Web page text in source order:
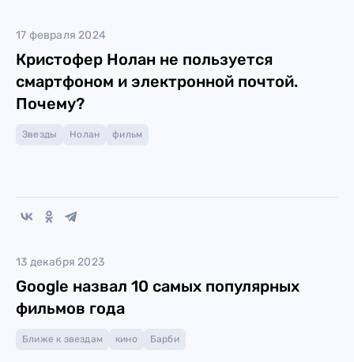
17 февраля 2024
Кристофер Нолан не пользуется
смартфоном и электронной почтой.
Почему?
Звезды Нолан фильм
13 декабря 2023
Google назвал 10 самых популярных
фильмов года
Ближе к звездам кино Барби